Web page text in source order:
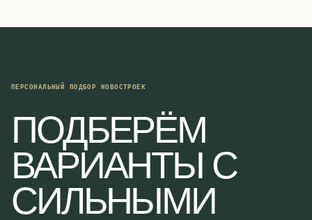
ПЕРСОНАЛЬНЫЙ ПОДБОР НОВОСТРОЕК
ПОДБЕРЁМ
ВАРИАНТЫ С
СИЛЬНЫМИ